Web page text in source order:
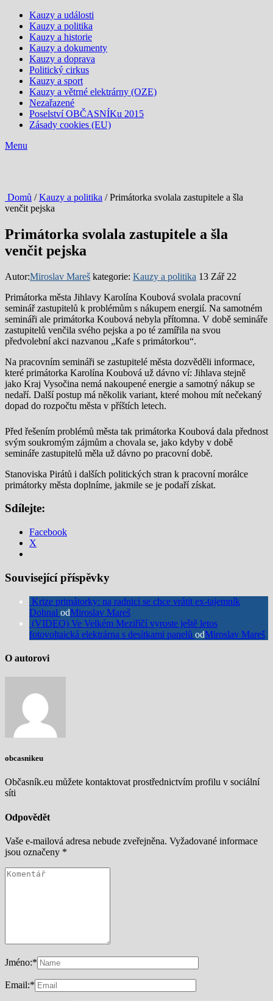
Kauzy a události
Kauzy a politika
Kauzy a historie
Kauzy a dokumenty
Kauzy a doprava
Politický cirkus
Kauzy a sport
Kauzy a větrné elektrárny (OZE)
Nezařazené
Poselství OBČASNÍKu 2015
Zásady cookies (EU)
Menu
Domů /Kauzy a politika / Primátorka svolala zastupitele a šla
venčit pejska
Primátorka svolala zastupitele a šla
venčit pejska
Autor:Miroslav Mareš kategorie: Kauzy a politika 13 Zář 22
Primátorka města Jihlavy Karolína Koubová svolala pracovní
seminář zastupitelů k problémům s nákupem energií. Na samotném
semináři ale primátorka Koubová nebyla přítomna. V době semináře
zastupitelů venčila svého pejska a po té zamířila na svou
předvolební akci nazvanou „Kafe s primátorkou“.
Na pracovním semináři se zastupitelé města dozvěděli informace,
které primátorka Karolína Koubová už dávno ví: Jihlava stejně
jako Kraj Vysočina nemá nakoupené energie a samotný nákup se
nedaří. Další postup má několik variant, které mohou mít nečekaný
dopad do rozpočtu města v příštích letech.
Před řešením problémů města tak primátorka Koubová dala přednost
svým soukromým zájmům a chovala se, jako kdyby v době
semináře zastupitelů měla už dávno po pracovní době.
Stanoviska Pirátů i dalších politických stran k pracovní morálce
primátorky města doplníme, jakmile se je podaří získat.
Sdílejte:
Facebook
X
Související příspěvky
Krize primátorky: na radnici se chce vrátit ex-tajemník
Dohnal odMiroslav Mareš
(VIDEO) Ve Velkém Meziříčí vyroste ještě letos
fotovoltaická elektrárna s desítkami panelů odMiroslav Mareš
O autorovi
obcasnikeu
Občasník.eu můžete kontaktovat prostřednictvím profilu v sociální
síti
Odpovědět
Vaše e-mailová adresa nebude zveřejněna. Vyžadované informace
jsou označeny *
Jméno:*
Email:*